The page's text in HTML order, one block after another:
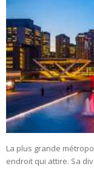
La plus grande
endroit qui attire. Sa